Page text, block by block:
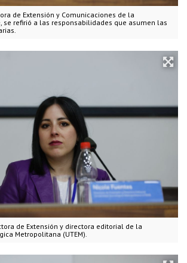
de Extensión y Comunicaciones de la
se refirió a las responsabilidades que asumen las
de Extensión y directora editorial de la
Metropolitana (UTEM).